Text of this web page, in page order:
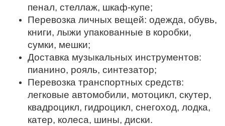
пенал, стеллаж, шкаф-купе;
Перевозка личных вещей: одежда, обувь,
книги, лыжи упакованные в коробки,
сумки, мешки;
Доставка музыкальных инструментов:
пианино, рояль, синтезатор;
Перевозка транспортных средств:
легковые автомобили, мотоцикл, скутер,
квадроцикл, гидроцикл, снегоход, лодка,
катер, колеса, шины, диски.